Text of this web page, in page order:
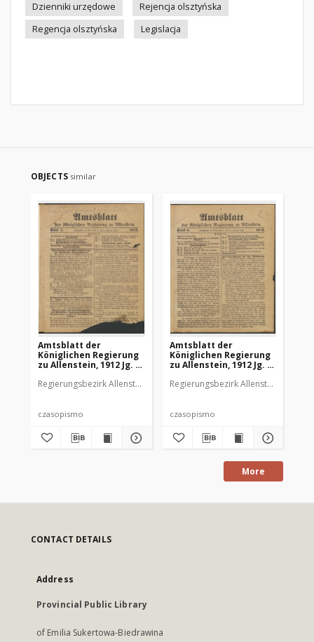
Dzienniki urzędowe
Rejencja olsztyńska
Regencja olsztyńska
Legislacja
OBJECTS similar
Amtsblatt der
Königlichen Regierung
zu Allenstein, 1912 Jg. 8,
Regierungsbezirk Allenstein
czasopismo
Amtsblatt der
Königlichen Regierung
zu Allenstein, 1912 Jg. 8,
Regierungsbezirk Allenstein
czasopismo
More
CONTACT DETAILS
Address
Provincial Public Library
of Emilia Sukertowa-Biedrawina